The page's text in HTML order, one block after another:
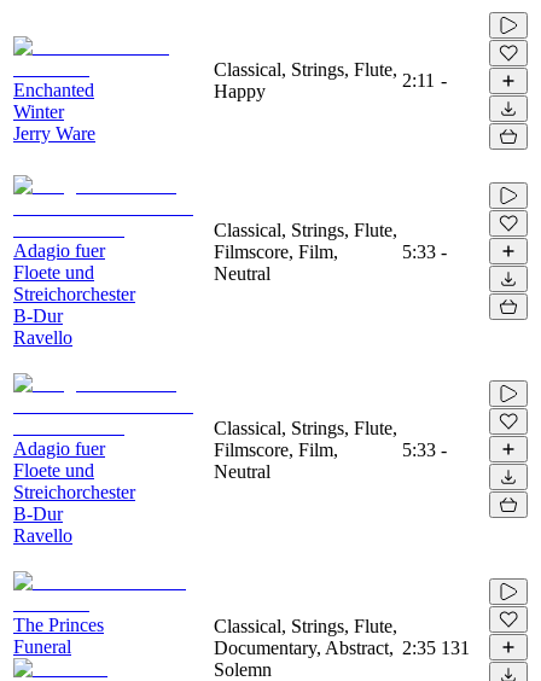
Enchanted
Winter
Jerry Ware
Classical, Strings, Flute,
Happy
2:11 -
Adagio fuer
Floete und
Streichorchester
B-Dur
Ravello
Classical, Strings, Flute,
Filmscore, Film,
Neutral
5:33 -
Adagio fuer
Floete und
Streichorchester
B-Dur
Ravello
Classical, Strings, Flute,
Filmscore, Film,
Neutral
5:33 -
The Princes
Funeral
Classical, Strings, Flute,
Documentary, Abstract,
Solemn
2:35 131